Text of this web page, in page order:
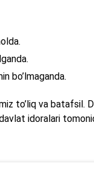
bo’lmaganda.
to’liq va batafsil.
idoralari